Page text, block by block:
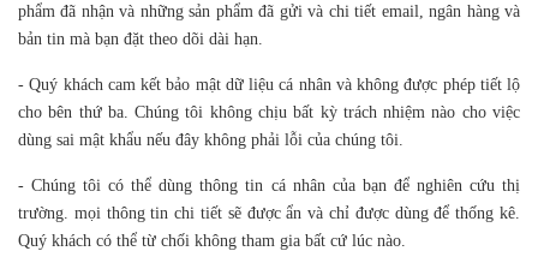
phẩm đã nhận và những sản phẩm đã gửi và chi tiết email, ngân hàng và
bản tin mà bạn đặt theo dõi dài hạn.
- Quý khách cam kết bảo mật dữ liệu cá nhân và không được phép tiết lộ
cho bên thứ ba. Chúng tôi không chịu bất kỳ trách nhiệm nào cho việc
dùng sai mật khẩu nếu đây không phải lỗi của chúng tôi.
- Chúng tôi có thể dùng thông tin cá nhân của bạn để nghiên cứu thị
trường. mọi thông tin chi tiết sẽ được ẩn và chỉ được dùng để thống kê.
Quý khách có thể từ chối không tham gia bất cứ lúc nào.